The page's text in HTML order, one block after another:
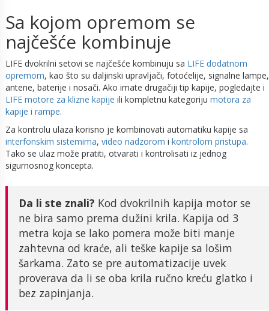
Sa kojom opremom se
najčešće kombinuje
LIFE dvokrilni setovi se najčešće kombinuju sa LIFE dodatnom
opremom, kao što su daljinski upravljači, fotoćelije, signalne lampe,
antene, baterije i nosači. Ako imate drugačiji tip kapije, pogledajte i
LIFE motore za klizne kapije ili kompletnu kategoriju motora za
kapije i rampe.
Za kontrolu ulaza korisno je kombinovati automatiku kapije sa
interfonskim sistemima, video nadzorom i kontrolom pristupa.
Tako se ulaz može pratiti, otvarati i kontrolisati iz jednog
sigurnosnog koncepta.
Da li ste znali? Kod dvokrilnih kapija motor se
ne bira samo prema dužini krila. Kapija od 3
metra koja se lako pomera može biti manje
zahtevna od kraće, ali teške kapije sa lošim
šarkama. Zato se pre automatizacije uvek
proverava da li se oba krila ručno kreću glatko i
bez zapinjanja.